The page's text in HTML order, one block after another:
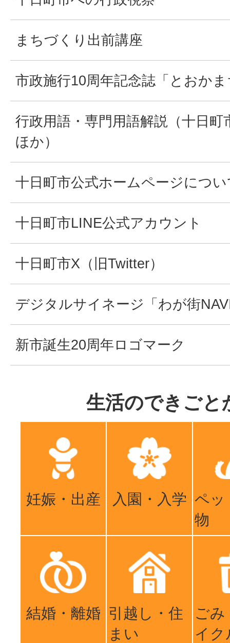
まちづくり出前講座
市政施行10周年記念誌「とおか
行政用語・専門用語解説（十日
ほか）
十日町市公式ホームページにつ
十日町市LINE公式アカウント
十日町市X（旧Twitter）
デジタルサイネージ「わが街
新市誕生20周年ロゴマーク
生活のできごと
妊娠・出産 入園・入学 ペッ
物
結婚・離婚 引越し・住
まい
ごみ
イク